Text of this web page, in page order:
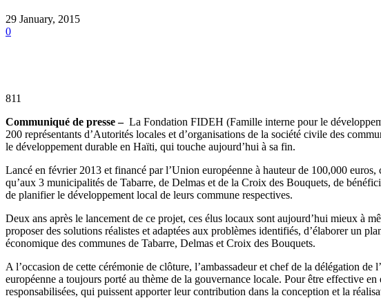
29 January, 2015
0
811
Communiqué de presse –La Fondation FIDEH (Famille interne pour le
200 représentants d’Autorités locales et d’organisations de la société civile des
le développement durable en Haïti, qui touche aujourd’hui à sa fin.
Lancé en février 2013 et financé par l’Union européenne à hauteur de 100,000 euros,
qu’aux 3 municipalités de Tabarre, de Delmas et de la Croix des Bouquets, de
de planifier le développement local de leurs commune respectives.
Deux ans après le lancement de ce projet, ces élus locaux sont aujourd’hui mieux à
proposer des solutions réalistes et adaptées aux problèmes identifiés, d’élaborer un
économique des communes de Tabarre, Delmas et Croix des Bouquets.
A l’occasion de cette cérémonie de clôture, l’ambassadeur et chef de la délégation
européenne a toujours porté au thème de la gouvernance locale. Pour être effective
responsabilisées, qui puissent apporter leur contribution dans la conception et la